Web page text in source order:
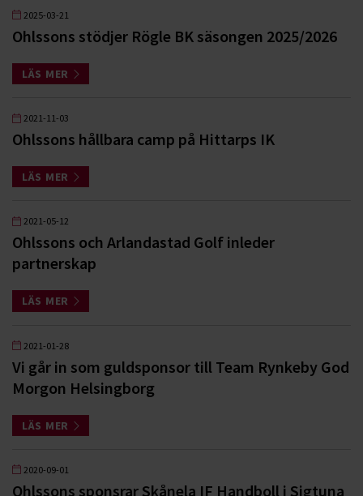
2025-03-21
Ohlssons stödjer Rögle BK säsongen 2025/2026
LÄS MER
2021-11-03
Ohlssons hållbara camp på Hittarps IK
LÄS MER
2021-05-12
Ohlssons och Arlandastad Golf inleder
partnerskap
LÄS MER
2021-01-28
Vi går in som guldsponsor till Team Rynkeby God
Morgon Helsingborg
LÄS MER
2020-09-01
Ohlssons sponsrar Skånela IF Handboll i Sigtuna